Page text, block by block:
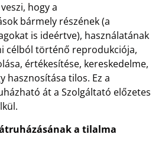
hogy a
bármely részének (a
is ideértve), használatának
célból történő reprodukciója,
értékesítése, kereskedelme,
hasznosítása tilos. Ez a
át a Szolgáltató előzetes
a tilalma